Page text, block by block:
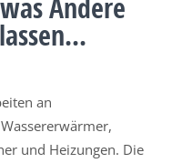
Andere
an
und Heizungen. Die